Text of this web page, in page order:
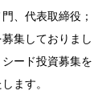
、代表取締役；
集しておりまし
ード投資募集を
ます。